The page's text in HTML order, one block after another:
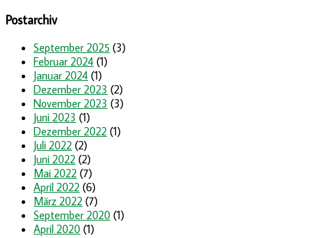
Postarchiv
September 2025 (3)
Februar 2024 (1)
Januar 2024 (1)
Dezember 2023 (2)
November 2023 (3)
Juni 2023 (1)
Dezember 2022 (1)
Juli 2022 (2)
Juni 2022 (2)
Mai 2022 (7)
April 2022 (6)
März 2022 (7)
September 2020 (1)
April 2020 (1)